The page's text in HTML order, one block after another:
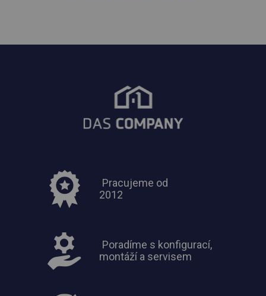
Pracujeme od
2012
Poradíme s konfigurací,
montáží a servisem